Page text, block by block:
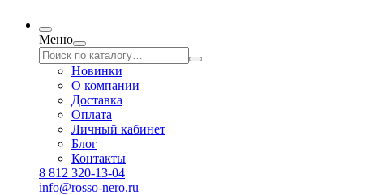
Меню
Новинки
О компании
Доставка
Оплата
Личный кабинет
Блог
Контакты
8 812 320-13-04
info@rosso-nero.ru